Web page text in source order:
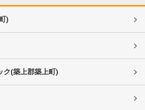
)
ク(築上郡築上町)